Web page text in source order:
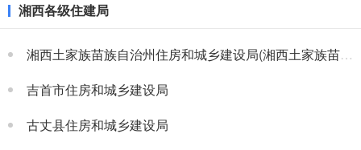
湘西各级住建局
湘西土家族苗族自治州住房和城乡建设局(湘西土家族苗族自治州人民防空办公室)
吉首市住房和城乡建设局
古丈县住房和城乡建设局